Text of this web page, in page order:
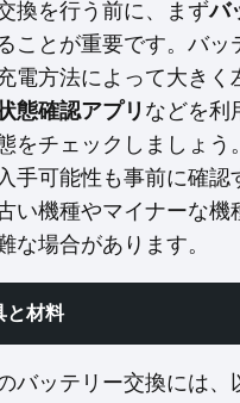
換を行う前に、まずバ
ことが重要です。バッ
電方法によって大きく
態確認アプリ などを利
をチェックしましょう
手可能性も事前に確認
い機種やマイナーな機
な場合があります。
と材料
バッテリー交換には、